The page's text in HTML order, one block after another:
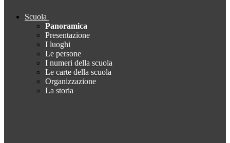
Scuola
Panoramica
Presentazione
I luoghi
Le persone
I numeri della scuola
Le carte della scuola
Organizzazione
La storia